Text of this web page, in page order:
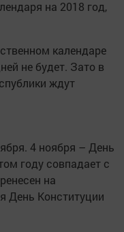
на 2018 год,
календаре
не будет. Зато в
ждут
4 ноября – День
году совпадает с
на
День Конституции